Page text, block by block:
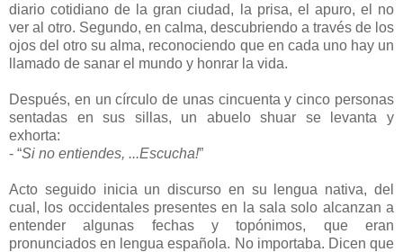
diario cotidiano de la gran ciudad, la prisa, el apuro, el no
ver al otro. Segundo, en calma, descubriendo a través de los
ojos del otro su alma, reconociendo que en cada uno hay un
llamado de sanar el mundo y honrar la vida.
Después, en un círculo de unas cincuenta y cinco personas
sentadas en sus sillas, un abuelo shuar se levanta y
exhorta:
- “Si no entiendes, ...Escucha!”
Acto seguido inicia un discurso en su lengua nativa, del
cual, los occidentales presentes en la sala solo alcanzan a
entender algunas fechas y topónimos, que eran
pronunciados en lengua española. No importaba. Dicen que